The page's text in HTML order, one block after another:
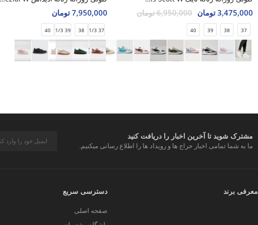
3,475,000 تومان 6,950,000 تومان
37
38
39
40
7,950,000 تومان
37 1/3
38
39 1/3
40
مشترک شوید تا آخرین اخبار را دریافت کنید
ما به شما تمامی اخبار حراج ها و رویداد ها را اطلاع رسانی میکنیم.
معرفی برند دسترسی سریع
صفحه اصلی